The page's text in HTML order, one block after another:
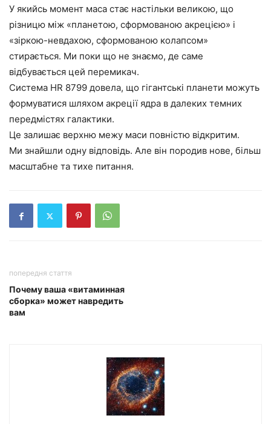
У якийсь момент маса стає настільки великою, що
різницю між «планетою, сформованою акрецією» і
«зіркою-невдахою, сформованою колапсом»
стирається. Ми поки що не знаємо, де саме
відбувається цей перемикач.
Система HR 8799 довела, що гігантські планети можуть
формуватися шляхом акреції ядра в далеких темних
передмістях галактики.
Це залишає верхню межу маси повністю відкритим.
Ми знайшли одну відповідь. Але він породив нове, більш
масштабне та тихе питання.
попередня стаття
Почему ваша «витаминная
сборка» может навредить
вам